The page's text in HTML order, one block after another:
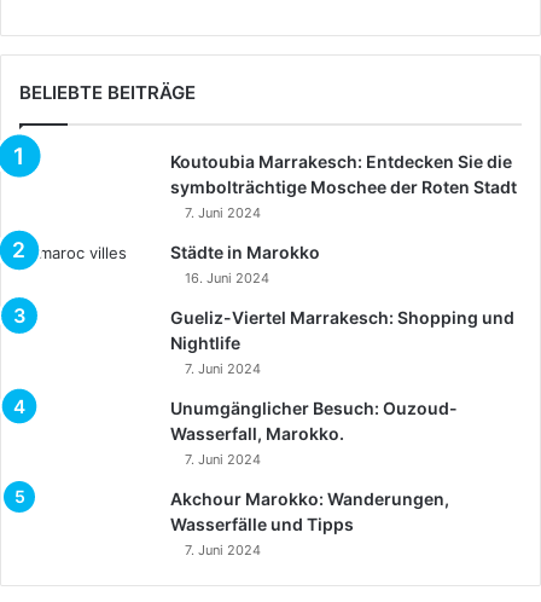
BELIEBTE BEITRÄGE
Koutoubia Marrakesch: Entdecken Sie die
symbolträchtige Moschee der Roten Stadt
7. Juni 2024
Städte in Marokko
16. Juni 2024
Gueliz-Viertel Marrakesch: Shopping und
Nightlife
7. Juni 2024
Unumgänglicher Besuch: Ouzoud-
Wasserfall, Marokko.
7. Juni 2024
Akchour Marokko: Wanderungen,
Wasserfälle und Tipps
7. Juni 2024